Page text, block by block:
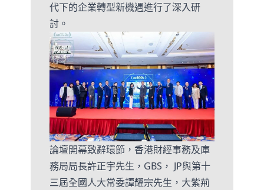
代下的企業轉型新機遇進行了深入研
討。
論壇開幕致辭環節，香港財經事務及庫
務局局長許正宇先生，GBS， JP與第十
三屆全國人大常委譚耀宗先生，大紫荊